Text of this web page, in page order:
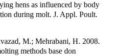
hens as influenced by body
during molt. J. Appl. Poult.
M.; Mehrabani, H. 2008.
methods base don